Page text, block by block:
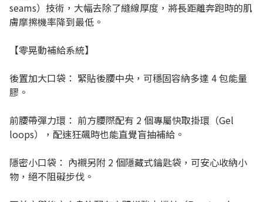
seams）技術，大幅去除了縫線厚度，將長距離奔跑時的肌
膚摩擦機率降到最低。
【零晃動補給系統】
後置加大口袋： 緊貼後腰中央，可穩固容納多達 4 包能量
膠。
前腰帶彈力環： 前方腰際配有 2 個專屬快取掛環（Gel
loops），配速狂飆時也能直覺盲抽補給。
隱密小口袋： 內襯另附 2 個隱藏式鑰匙袋，可安心收納小
物，絕不阻礙步伐。